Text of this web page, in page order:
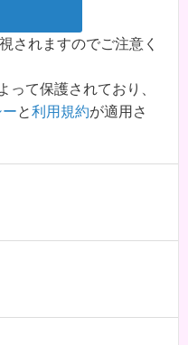
されますのでご注意く
って保護されており、
と利用規約が適用さ